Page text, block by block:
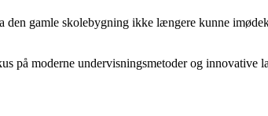
gamle skolebygning ikke længere kunne
på moderne undervisningsmetoder og innovative